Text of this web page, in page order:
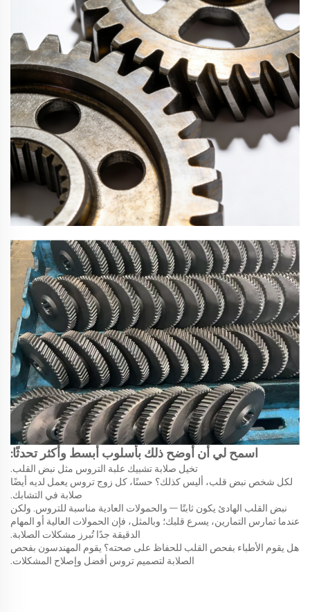
اسمح لي أن أوضح ذلك بأسلوب أبسط وأكثر تحدثًا:
تخيل صلابة تشبيك علبة التروس مثل نبض القلب.
لكل شخص نبض قلب، أليس كذلك؟ حسنًا، كل زوج تروس يعمل لديه أيضًا
صلابة في التشابك.
نبض القلب الهادئ يكون ثابتًا — والحمولات العادية مناسبة للتروس. ولكن
عندما تمارس التمارين، يسرع قلبك؛ وبالمثل، فإن الحمولات العالية أو المهام
الدقيقة جدًا تُبرز مشكلات الصلابة.
هل يقوم الأطباء بفحص القلب للحفاظ على صحته؟ يقوم المهندسون بفحص
الصلابة لتصميم تروس أفضل وإصلاح المشكلات.